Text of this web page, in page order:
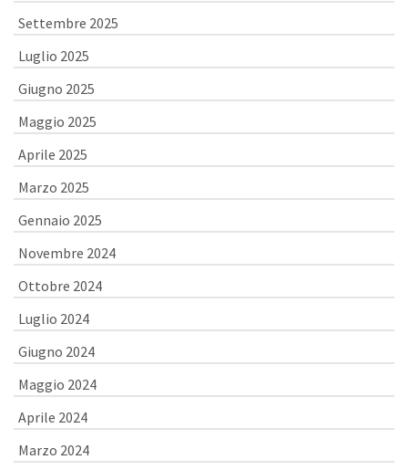
Settembre 2025
Luglio 2025
Giugno 2025
Maggio 2025
Aprile 2025
Marzo 2025
Gennaio 2025
Novembre 2024
Ottobre 2024
Luglio 2024
Giugno 2024
Maggio 2024
Aprile 2024
Marzo 2024